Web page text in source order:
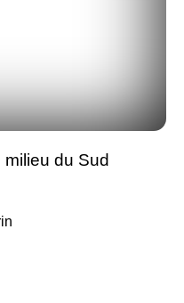
du Sud